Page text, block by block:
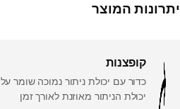
יתרונות המוצר
קופצנות
כדור עם יכולת ניתור נמוכה שומר על
יכולת הניתור מאוזנת לאורך זמן